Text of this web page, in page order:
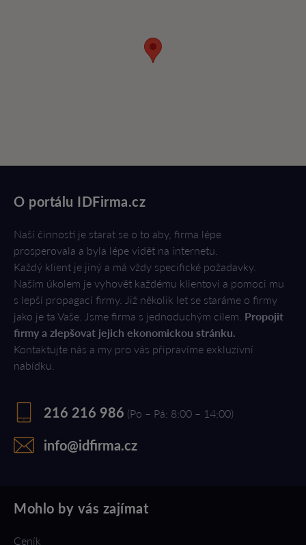
O portálu IDFirma.cz
Naší činností je starat se o to aby, firma lépe
prosperovala a byla lépe vidět na internetu.
Každý klient je jiný a má vždy specifické požadavky.
Naším úkolem je vyhovět každému klientovi a pomoci mu
s lepší propagací firmy. Již několik let se staráme o firmy
jako je ta Vaše. Jsme firma s jednoduchým cílem. Propojit
firmy a zlepšovat jejich ekonomickou stránku.
Kontaktujte nás a my pro vás připravíme exkluzivní
nabídku.
216 216 986 (Po – Pá: 8:00 – 14:00)
info@idfirma.cz
Mohlo by vás zajímat
Ceník